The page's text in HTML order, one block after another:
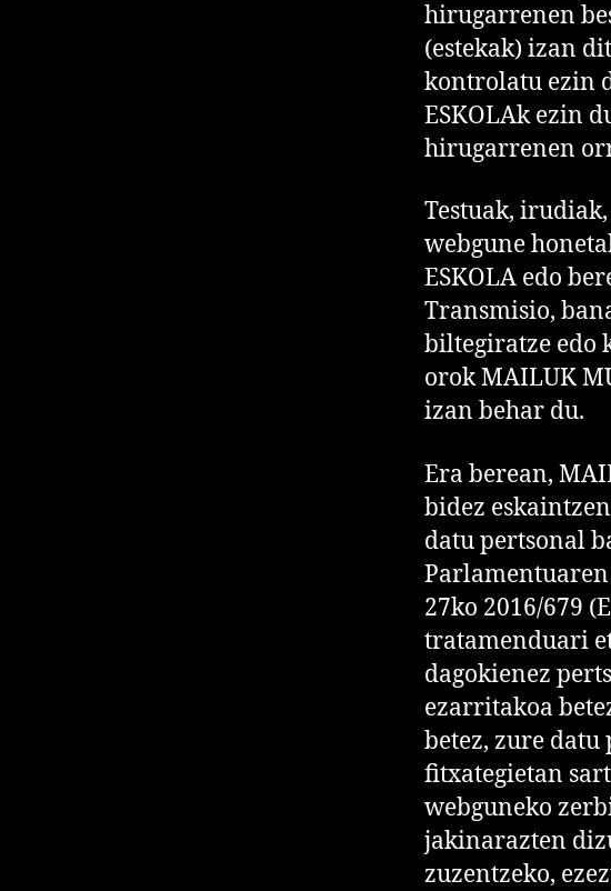
hirugarrenen
(estekak) izan
kontrolatu ezin
ESKOLAk ezin
hirugarrenen
Testuak,
webgune
ESKOLA edo
Transmisio,
biltegiratze edo
orok MAILUK
izan behar du.
Era berean,
bidez
datu pertsonal
27ko 2016/679
tratamenduari
dagokienez
ezarritakoa
betez, zure datu
fitxategietan
webguneko
jakinarazten
zuzentzeko,